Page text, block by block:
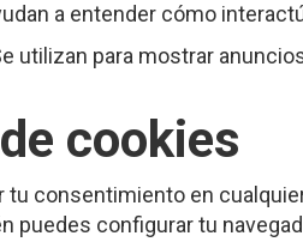
a entender cómo
utilizan para mostrar
cookies
tu consentimiento en
puedes configurar tu